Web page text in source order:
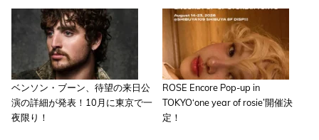
ベンソン・ブーン、待望の来日公
演の詳細が発表！10月に東京で一
夜限り！
ROSE Encore Pop-up in
TOKYO‘one year of rosie’開催決
定！